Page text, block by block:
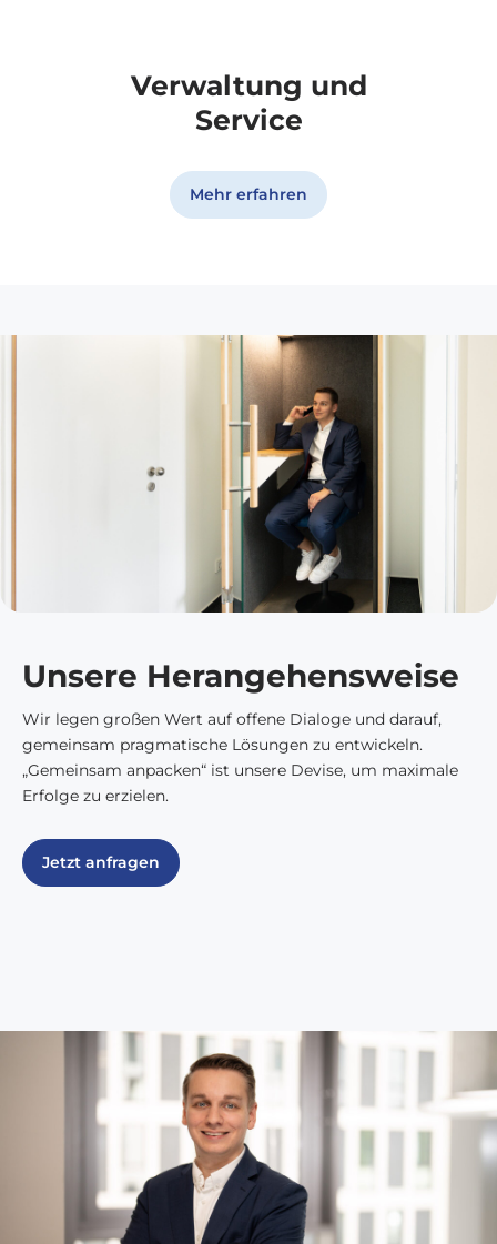
Verwaltung und
Service
Mehr erfahren
Unsere Herangehensweise
Wir legen großen Wert auf offene Dialoge und darauf,
gemeinsam pragmatische Lösungen zu entwickeln.
„Gemeinsam anpacken“ ist unsere Devise, um maximale
Erfolge zu erzielen.
Jetzt anfragen